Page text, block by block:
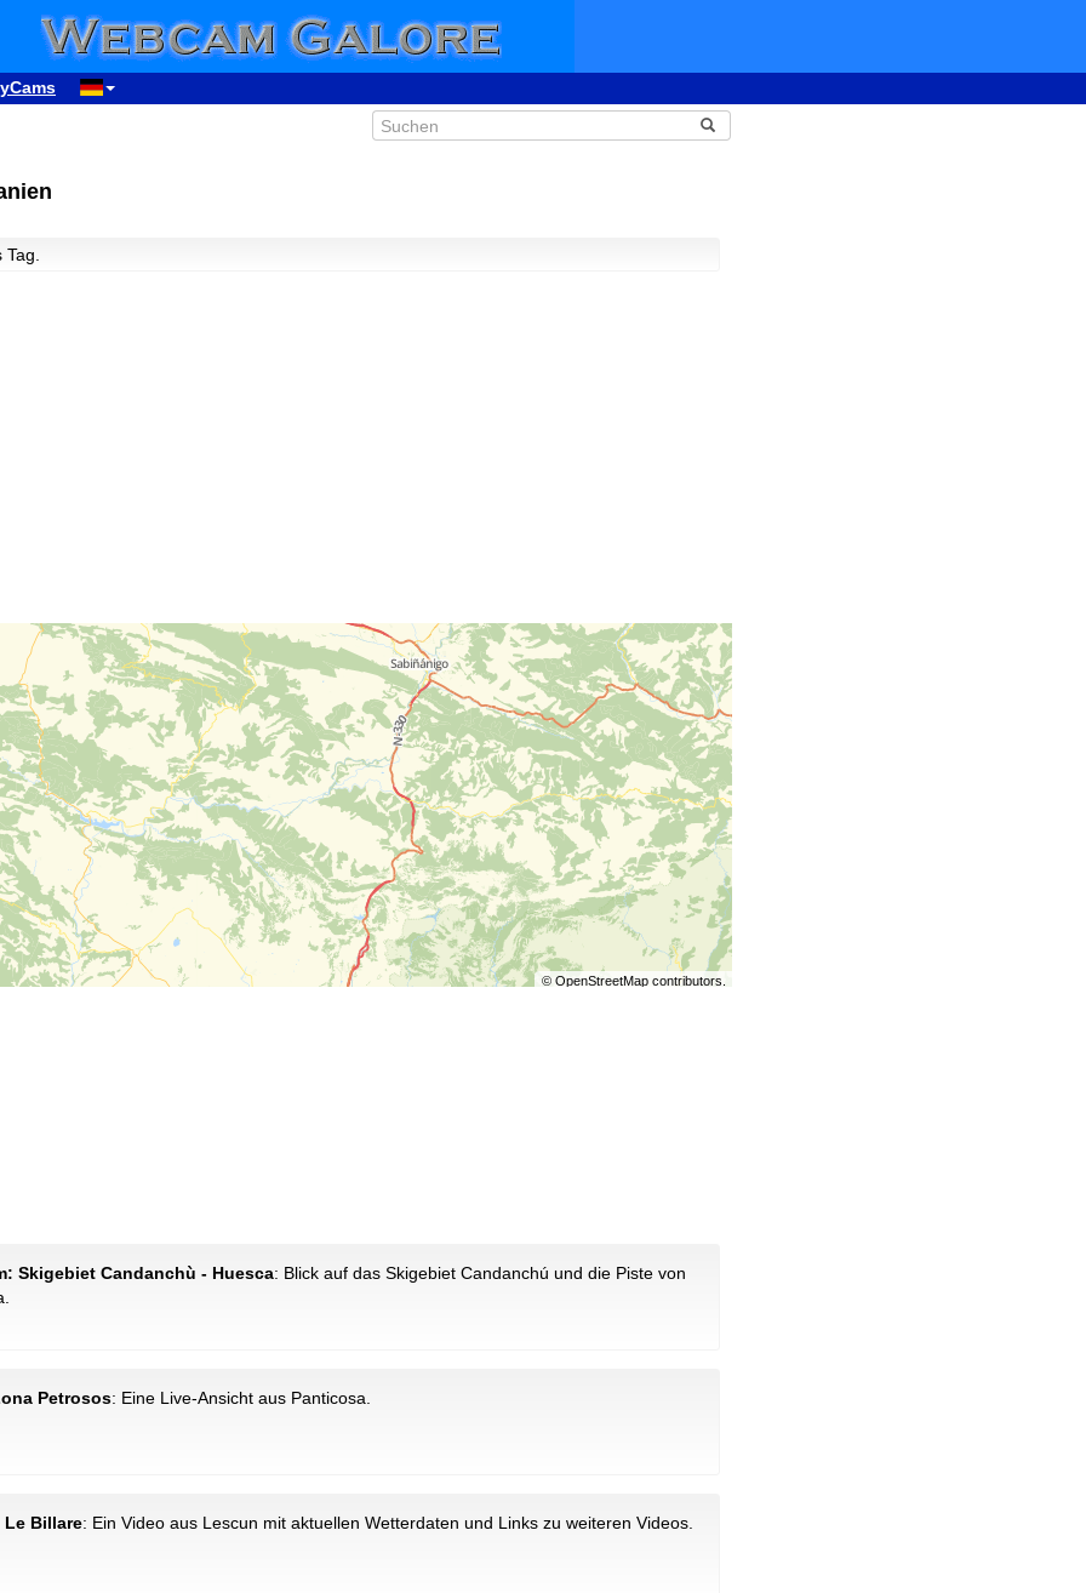
© OpenStreetMapcontributors.
Skigebiet Candanchù - Huesca: Blick auf das Skigebiet Candanchú und die Piste von
Petrosos: Eine Live-Ansicht aus Panticosa.
Le Billare: Ein Video aus Lescun mit aktuellen Wetterdaten und Links zu weiteren Videos.